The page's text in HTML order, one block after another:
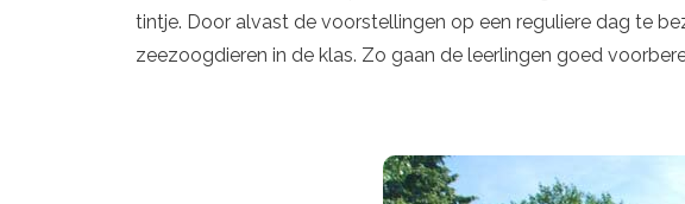
tintje. Door alvast de voorstellingen op een reguliere dag te
zeezoogdieren in de klas. Zo gaan de leerlingen goed